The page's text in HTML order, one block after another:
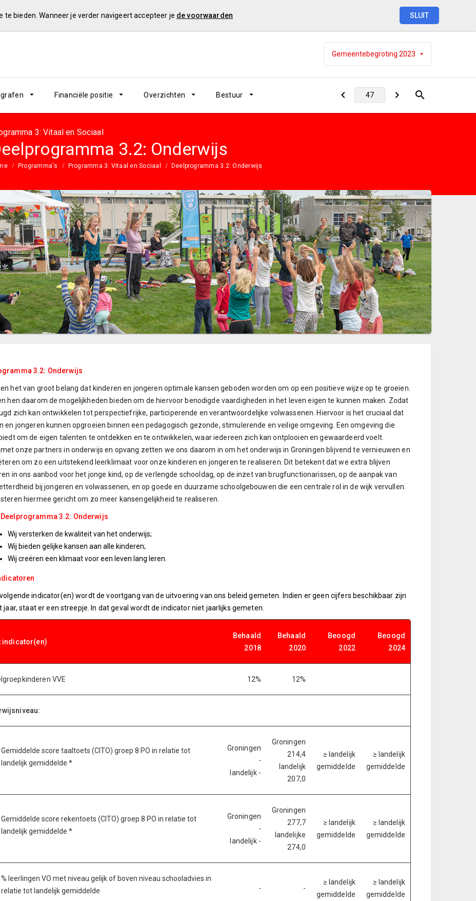
te bieden. Wanneer je verder navigeert accepteer je de voorwaarden SLUIT
Gemeentebegroting 2023
Financiële positie Overzichten Bestuur
3: Vitaal en Sociaal
3.2: Onderwijs
Programma's Programma 3: Vitaal en Sociaal Deelprogramma 3.2: Onderwijs
3.2: Onderwijs
het van groot belang dat kinderen en jongeren optimale kansen geboden worden om op een positieve wijze op te groeien.
hen daarom de mogelijkheden bieden om de hiervoor benodigde vaardigheden in het leven eigen te kunnen maken. Zodat
zich kan ontwikkelen tot perspectiefrijke, participerende en verantwoordelijke volwassenen. Hiervoor is het cruciaal dat
en jongeren kunnen opgroeien binnen een pedagogisch gezonde, stimulerende en veilige omgeving. Een omgeving die
om de eigen talenten te ontdekken en te ontwikkelen, waar iedereen zich kan ontplooien en gewaardeerd voelt.
onze partners in onderwijs en opvang zetten we ons daarom in om het onderwijs in Groningen blijvend te vernieuwen en
om zo een uitstekend leerklimaat voor onze kinderen en jongeren te realiseren. Dit betekent dat we extra blijven
in ons aanbod voor het jonge kind, op de verlengde schooldag, op de inzet van brugfunctionarissen, op de aanpak van
bij jongeren en volwassenen, en op goede en duurzame schoolgebouwen die een centrale rol in de wijk vervullen.
hiermee gericht om zo meer kansengelijkheid te realiseren.
Deelprogramma 3.2: Onderwijs
Wij versterken de kwaliteit van het onderwijs;
Wij bieden gelijke kansen aan alle kinderen;
Wij creëren een klimaat voor een leven lang leren.
indicator(en) wordt de voortgang van de uitvoering van ons beleid gemeten. Indien er geen cijfers beschikbaar zijn
jaar, staat er een streepje. In dat geval wordt de indicator niet jaarlijks gemeten.
indicator(en)
Behaald
2018
Behaald
2020
Beoogd
2022
Beoogd
2024
VVE 12% 12%
Gemiddelde score taaltoets (CITO) groep 8 PO in relatie tot
landelijk gemiddelde *
Groningen
-
landelijk -
Groningen
214,4
landelijk
207,0
≥ landelijk
gemiddelde
≥ landelijk
gemiddelde
Gemiddelde score rekentoets (CITO) groep 8 PO in relatie tot
landelijk gemiddelde *
Groningen
-
landelijk -
Groningen
277,7
landelijke
274,0
≥ landelijk
gemiddelde
≥ landelijk
gemiddelde
% leerlingen VO met niveau gelijk of boven niveau schooladvies in
relatie tot landelijk gemiddelde
- -
≥ landelijk
gemiddelde
≥ landelijk
gemiddelde